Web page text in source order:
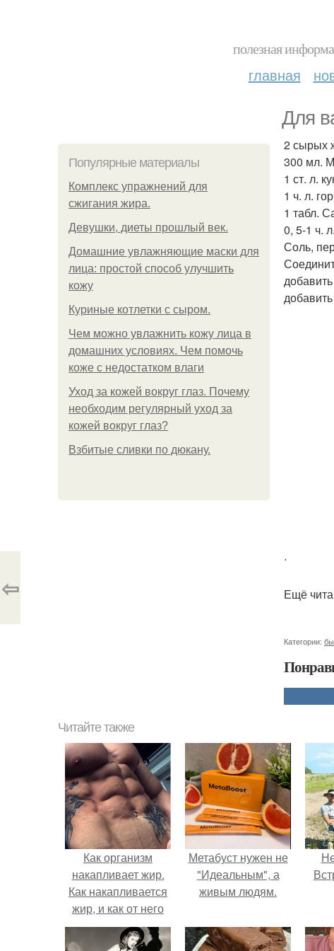
полезная
главная
Для
Популярные материалы
Комплекс упражнений для
сжигания жира.
Девушки, диеты прошлый век.
Домашние увлажняющие маски для
лица: простой способ улучшить
кожу
Куриные котлетки с сыром.
Чем можно увлажнить кожу лица в
домашних условиях. Чем помочь
коже с недостатком влаги
Уход за кожей вокруг глаз. Почему
необходим регулярный уход за
кожей вокруг глаз?
Взбитые сливки по дюкану.
2 сырых
300 мл.
1 ст. л.
1 ч. л.
1 табл.
0, 5-1 ч.
Соль,
.
Ещё
Категории:
⇦
Читайте также
Как организм
накапливает жир.
Как накапливается
жир, и как от него
избавиться.
Метабуст нужен не
"Идеальным", а
живым людям.